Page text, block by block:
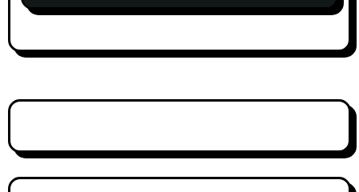
социально ответственного бизнеса